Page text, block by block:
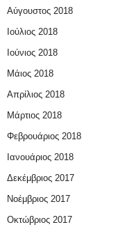
Αύγουστος 2018
Ιούλιος 2018
Ιούνιος 2018
Μάιος 2018
Απρίλιος 2018
Μάρτιος 2018
Φεβρουάριος 2018
Ιανουάριος 2018
Δεκέμβριος 2017
Νοέμβριος 2017
Οκτώβριος 2017